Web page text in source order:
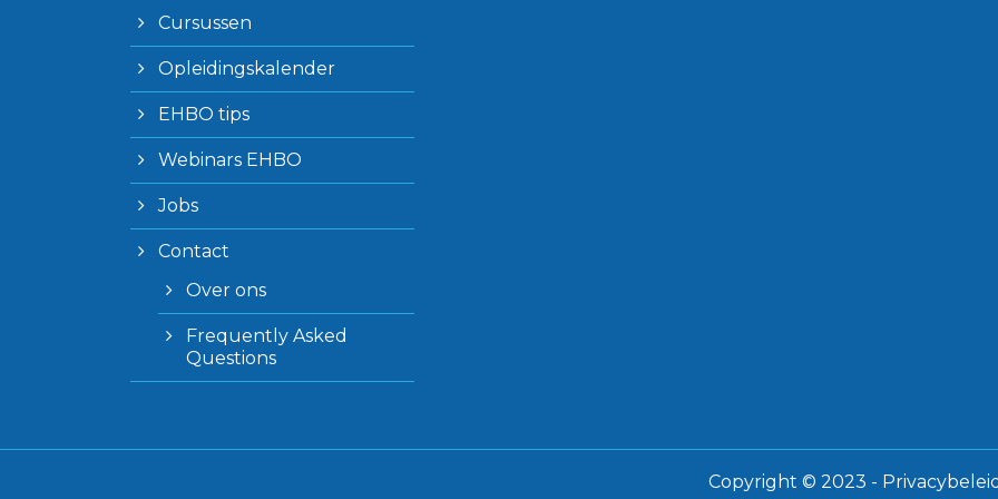
Cursussen
Opleidingskalender
EHBO tips
Webinars EHBO
Jobs
Contact
Over ons
Frequently Asked
Questions
Copyright © 2023 - Privacybeleid